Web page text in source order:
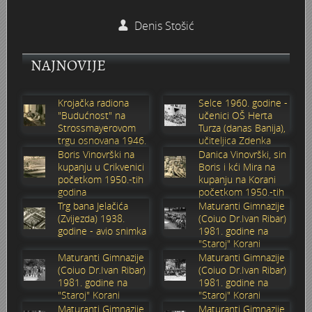
Stoljetna poplava 1939.
Tvornica potkivačkih čavala Mustad-Karlovac
Boksački klub Velebit
Bijelo dugme
Autobusna stanica na Korzu
Auto cross
AMD Zanatlija
Adamo klub
8. slet Bratstva i jedinstva 13. lipnja 1965. godine
Lovni i ribolovni turizam
Mala scena 1987. - Le Cinema
Mala scena Hrvatskog doma
Maturanti Gimnazije 1988. godine
Motocross
NULA
Nepokoreni grad - Trojanski konj (epizoda)
Novogodišnje čestitke
PUNK
Zavjet Petra Grgeca - 1998.
Škola plivanja Patkica
Mimohod 23. kolovoza 1995.
Ekonomska škola - ratne godine
Crkva Sv. Doroteje - 1991.
Frizerski salon Gerber (Kopf) - utemeljen 1924.
Gimnazijska i Ekonomska zbornica - Igor Mihelić
Karlovački fotograf Josip Žunić
Obitelj Klemenčić
Krešimir Botković - RAZGLEDNICE
Krešimir Perušić - Nogomet
KUD REČICA
Mery Berti - karlovačka Žuži
Denis Stošić
NAJNOVIJE
Krojačka radiona
"Budućnost" na
Strossmayerovom
trgu osnovana 1946.
godine
Selce 1960. godine -
učenici OŠ Herta
Turza (danas Banija),
učiteljica Zdenka
Sabolić
Boris Vinovrški na
kupanju u Crikvenici
početkom 1950.-tih
godina
Danica Vinovrški, sin
Boris i kći Mira na
kupanju na Korani
početkom 1950.-tih
godina
Trg bana Jelačića
(Zvijezda) 1938.
godine - avio snimka
Maturanti Gimnazije
(Coiuo Dr.Ivan Ribar)
1981. godine na
"Staroj" Korani
Maturanti Gimnazije
(Coiuo Dr.Ivan Ribar)
1981. godine na
"Staroj" Korani
Maturanti Gimnazije
(Coiuo Dr.Ivan Ribar)
1981. godine na
"Staroj" Korani
Maturanti Gimnazije
Maturanti Gimnazije